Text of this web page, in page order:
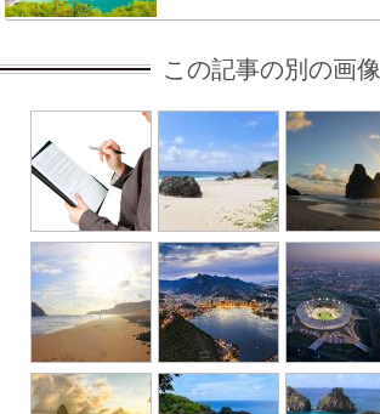
この記事の別の画像